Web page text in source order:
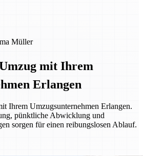
Müller
mit Ihrem
Erlangen
Ihrem Umzugsunternehmen Erlangen.
pünktliche Abwicklung und
sorgen für einen reibungslosen Ablauf.